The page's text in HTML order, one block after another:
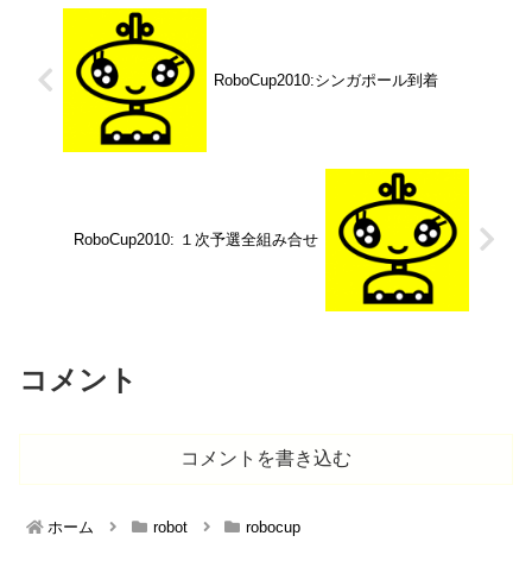
RoboCup2010:シンガポール到着
RoboCup2010: １次予選全組み合せ
コメント
コメントを書き込む
ホーム robot robocup